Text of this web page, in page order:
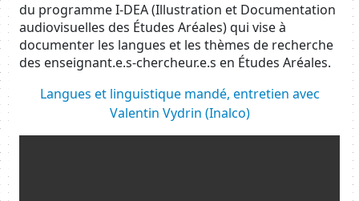
du programme I-DEA (Illustration et Documentation
audiovisuelles des Études Aréales) qui vise à
documenter les langues et les thèmes de recherche
des enseignant.e.s-chercheur.e.s en Études Aréales.
BodyLangues et linguistique mandé, entretien avec
Valentin Vydrin (Inalco)